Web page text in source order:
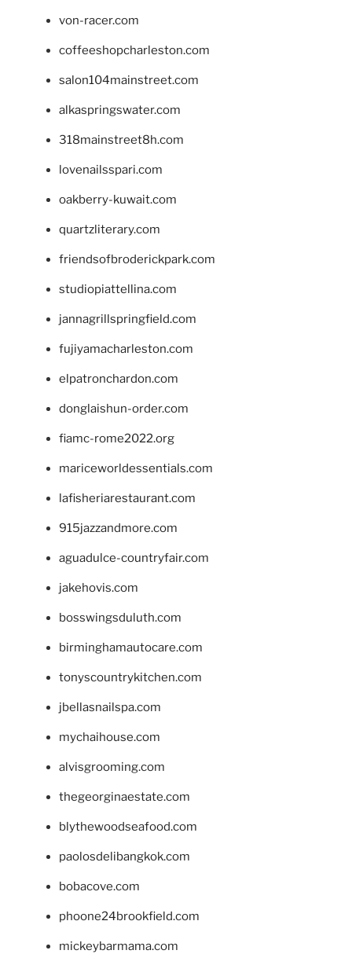
von-racer.com
coffeeshopcharleston.com
salon104mainstreet.com
alkaspringswater.com
318mainstreet8h.com
lovenailsspari.com
oakberry-kuwait.com
quartzliterary.com
friendsofbroderickpark.com
studiopiattellina.com
jannagrillspringfield.com
fujiyamacharleston.com
elpatronchardon.com
donglaishun-order.com
fiamc-rome2022.org
mariceworldessentials.com
lafisheriarestaurant.com
915jazzandmore.com
aguadulce-countryfair.com
jakehovis.com
bosswingsduluth.com
birminghamautocare.com
tonyscountrykitchen.com
jbellasnailspa.com
mychaihouse.com
alvisgrooming.com
thegeorginaestate.com
blythewoodseafood.com
paolosdelibangkok.com
bobacove.com
phoone24brookfield.com
mickeybarmama.com